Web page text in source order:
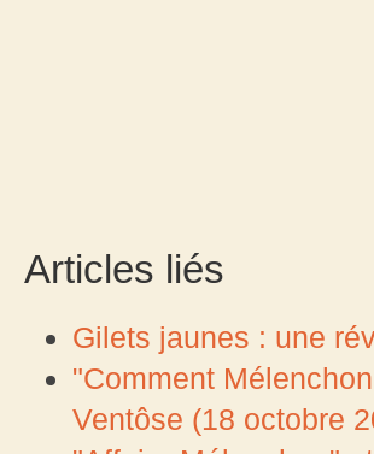
Articles liés
Gilets jaunes : une
"Comment
Ventôse (18 octobre